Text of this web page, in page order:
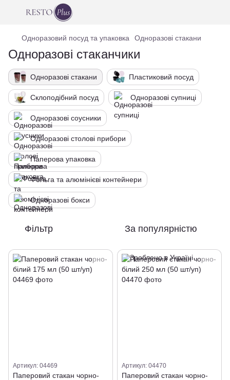
Одноразовий посуд та упаковка Одноразові стакани
Одноразові стаканчики
Одноразові стакани Пластиковий посуд
Склоподібний посуд Одноразові супниці
Одноразові соусники
Одноразові столові прибори
Паперова упаковка
Фольга та алюмінієві контейнери
Одноразові бокси
Фільтр За популярністю
Артикул: 04469
Паперовий стакан чорно-
Артикул: 04470
Паперовий стакан чорно-